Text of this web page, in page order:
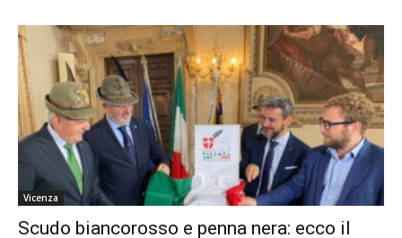
Vicenza
Scudo biancorosso e penna nera: ecco il